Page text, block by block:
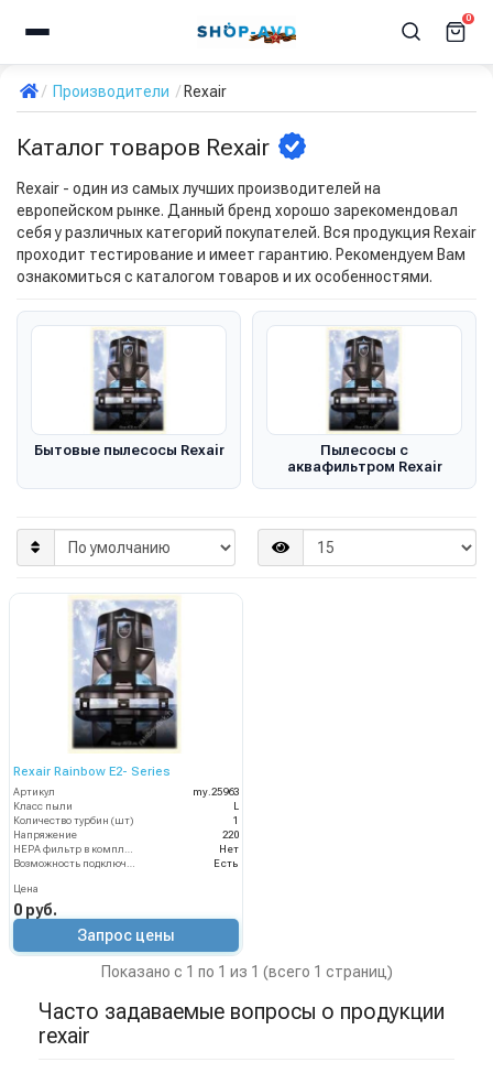
0
Производители Rexair
Каталог товаров Rexair
Rexair - один из самых лучших производителей на
европейском рынке. Данный бренд хорошо зарекомендовал
себя у различных категорий покупателей. Вся продукция Rexair
проходит тестирование и имеет гарантию. Рекомендуем Вам
ознакомиться с каталогом товаров и их особенностями.
Бытовые пылесосы Rexair
Пылесосы с
аквафильтром Rexair
Rexair Rainbow E2- Series
Артикул
my.25963
Класс пыли
L
Количество турбин (шт)
1
Напряжение
220
HEPA фильтр в комплекте
Нет
Возможность подключения электрощетки
Есть
Цена
0 руб.
Запрос цены
Показано с 1 по 1 из 1 (всего 1 страниц)
Часто задаваемые вопросы о продукции
rexair